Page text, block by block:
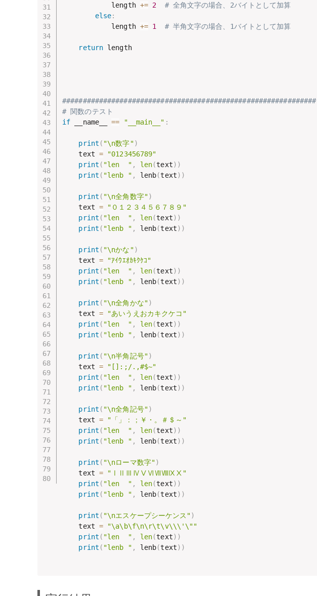
            length
+= 2
# 全角文字の場合、2バイトとして加算
else:
            length
+= 1 # 半角文字の場合、1バイトとして加算
return length
##############################################################
# 関数のテスト
if __name__ == "__main__" :
print ( "\n数字")
    text
=
"0123456789"
print ( "len  " , len(text) )
print ( "lenb " , lenb(text) )
print ( "\n全角数字")
    text
=
"０１２３４５６７８９"
print ( "len  " , len(text) )
print ( "lenb " , lenb(text) )
print ( "\nかな")
    text
=
"ｱｲｳｴｵｶｷｸｹｺ"
print ( "len  " , len(text) )
print ( "lenb " , lenb(text) )
print ( "\n全角かな")
    text
=
"あいうえおカキクケコ"
print ( "len  " , len(text) )
print ( "lenb " , lenb(text) )
print ( "\n半角記号")
    text
=
"[]:;/.,#$~"
print ( "len  " , len(text) )
print ( "lenb " , lenb(text) )
print ( "\n全角記号")
    text
=
"「」：；￥・。＃＄～"
print ( "len  " , len(text) )
print ( "lenb " , lenb(text) )
print ( "\nローマ数字")
    text
=
"ⅠⅡⅢⅣⅤⅥⅦⅧⅨⅩ"
print ( "len  " , len(text) )
print ( "lenb " , lenb(text) )
print ( "\nエスケープシーケンス")
    text
=
"\a\b\f\n\r\t\v\\\'\""
print ( "len  " , len(text) )
print ( "lenb " , lenb(text) )